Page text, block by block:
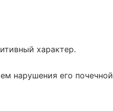
характер.
нарушения его почечной